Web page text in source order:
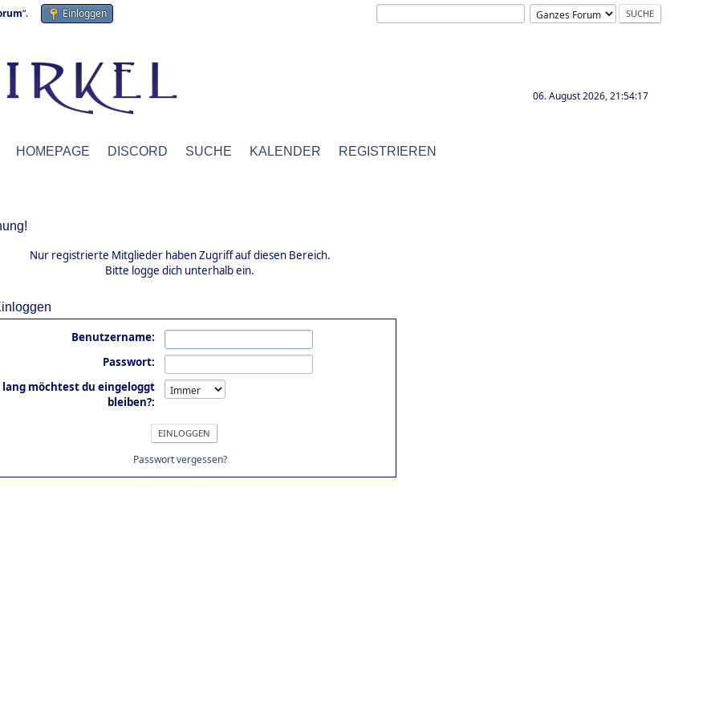
“. Einloggen
06. August 2026, 21:54:17
HOMEPAGE DISCORD SUCHE KALENDER REGISTRIEREN
Nur registrierte Mitglieder haben Zugriff auf diesen Bereich.
Bitte logge dich unterhalb ein.
Benutzername:
Passwort:
lang möchtest du eingeloggt
bleiben?:
Passwort vergessen?